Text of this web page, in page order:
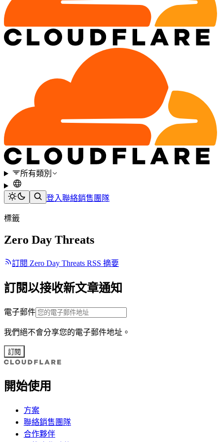
所有類別
登入聯絡銷售團隊
標籤
Zero Day Threats
訂閱 Zero Day Threats RSS 摘要
訂閱以接收新文章通知
電子郵件
我們絕不會分享您的電子郵件地址。
訂閱
開始使用
方案
聯絡銷售團隊
合作夥伴